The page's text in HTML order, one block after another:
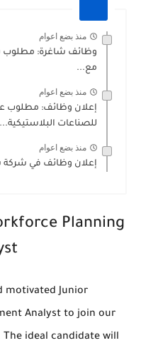
منذ بضع اعوام
مع...
منذ بضع اعوام
إعلان وظائف: مطلوب
للصناعات البلاستيكية...
منذ بضع اعوام
إعلان وظائف في شركة
Planning
motivatedJunior
Analyst to join our
ideal candidate will